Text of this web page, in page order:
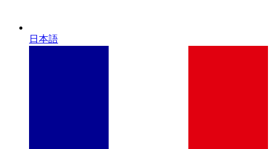
日本語